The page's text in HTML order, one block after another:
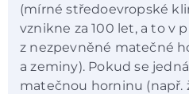
(mírné středoevropské
vznikne za 100 let, a to v
z nezpevněné matečné
a zeminy). Pokud se
matečnou horninu (např.